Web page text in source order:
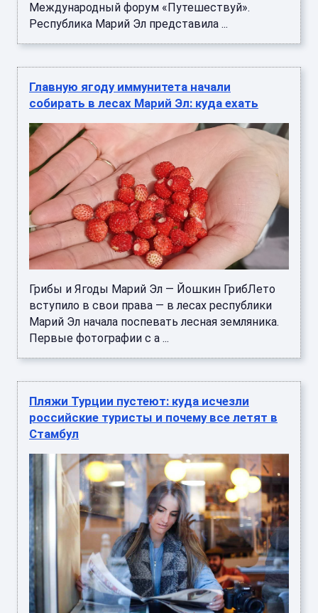
Международный форум «Путешествуй».
Республика Марий Эл представила ...
Главную ягоду иммунитета начали
собирать в лесах Марий Эл: куда ехать
Грибы и Ягоды Марий Эл — Йошкин ГрибЛето
вступило в свои права — в лесах республики
Марий Эл начала поспевать лесная земляника.
Первые фотографии с а ...
Пляжи Турции пустеют: куда исчезли
российские туристы и почему все летят в
Стамбул